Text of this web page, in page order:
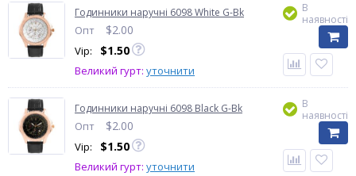
Годинники наручні 6098 White G-Bk
Опт $2.00
Vip: $1.50
Великий гурт: уточнити
В
наявності
Годинники наручні 6098 Black G-Bk
Опт $2.00
Vip: $1.50
Великий гурт: уточнити
В
наявності